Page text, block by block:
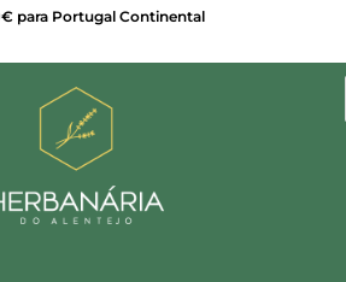
para Portugal Continental